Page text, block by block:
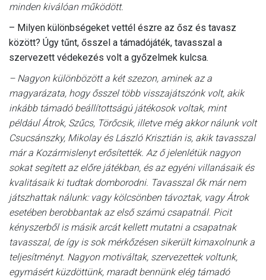
minden kiválóan működött.
– Milyen különbségeket vettél észre az ősz és tavasz
között? Úgy tűnt, ősszel a támadójáték, tavasszal a
szervezett védekezés volt a győzelmek kulcsa.
– Nagyon különbözött a két szezon, aminek az a
magyarázata, hogy ősszel több visszajátszónk volt, akik
inkább támadó beállítottságú játékosok voltak, mint
például Átrok, Szűcs, Törőcsik, illetve még akkor nálunk volt
Csucsánszky, Mikolay és László Krisztián is, akik tavasszal
már a Kozármislenyt erősítették. Az ő jelenlétük nagyon
sokat segített az előre játékban, és az egyéni villanásaik és
kvalitásaik ki tudtak domborodni. Tavasszal ők már nem
játszhattak nálunk: vagy kölcsönben távoztak, vagy Átrok
esetében berobbantak az első számú csapatnál. Picit
kényszerből is másik arcát kellett mutatni a csapatnak
tavasszal, de így is sok mérkőzésen sikerült kimaxolnunk a
teljesítményt. Nagyon motiváltak, szervezettek voltunk,
egymásért küzdöttünk, maradt bennünk elég támadó